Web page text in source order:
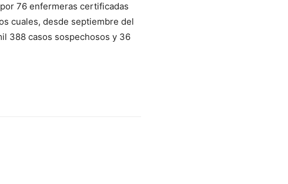
76 enfermeras certificadas
cuales, desde septiembre del
388 casos sospechosos y 36